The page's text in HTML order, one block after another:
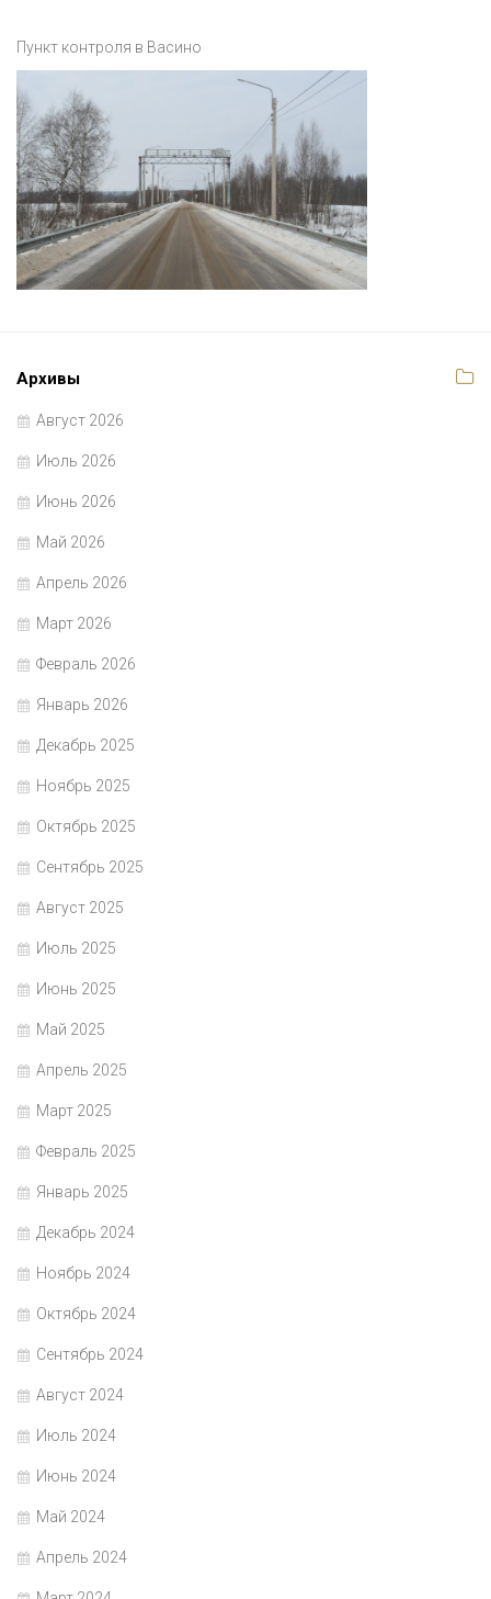
Пункт контроля в Васино
Архивы
Август 2026
Июль 2026
Июнь 2026
Май 2026
Апрель 2026
Март 2026
Февраль 2026
Январь 2026
Декабрь 2025
Ноябрь 2025
Октябрь 2025
Сентябрь 2025
Август 2025
Июль 2025
Июнь 2025
Май 2025
Апрель 2025
Март 2025
Февраль 2025
Январь 2025
Декабрь 2024
Ноябрь 2024
Октябрь 2024
Сентябрь 2024
Август 2024
Июль 2024
Июнь 2024
Май 2024
Апрель 2024